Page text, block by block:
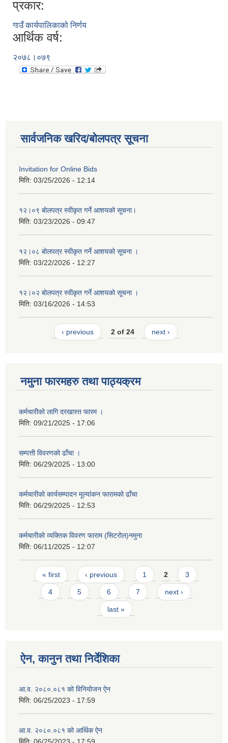
प्रकार:
गाउँ कार्यपालिकाको निर्णय
आर्थिक वर्ष:
२०७८।०७९
सार्वजनिक खरिद/बोलपत्र सूचना
Invitation for Online Bids
मिति: 03/25/2026 - 12:14
१२।०९ बोलपत्र स्वीकृत गर्ने आशयको सूचना।
मिति: 03/23/2026 - 09:47
१२।०८ बोलपत्र स्वीकृत गर्ने आशयको सूचना ।
मिति: 03/22/2026 - 12:27
१२।०२ बोलपत्र स्वीकृत गर्ने आशयको सूचना ।
मिति: 03/16/2026 - 14:53
‹ previous 2 of 24 next ›
नमुना फारमहरु तथा पाठ्यक्रम
कर्मचारीको लागि दरखास्त फारम ।
मिति: 09/21/2025 - 17:06
सम्पत्ती विवरणको ढाँचा ।
मिति: 06/29/2025 - 13:00
कर्मचारीको कार्यसम्पादन मूल्यांकन फारामको ढाँचा
मिति: 06/29/2025 - 12:53
कर्मचारीको व्यक्तिक विवरण फाराम (सिटरोल)नमुना
मिति: 06/11/2025 - 12:07
Pages
« first ‹ previous 1 2 3
4 5 6 7 next ›
last »
ऐन, कानुन तथा निर्देशिका
आ.व. २०८०.०८१ को विनियोजन ऐन
मिति: 06/25/2023 - 17:59
आ.व. २०८०.०८१ को आर्थिक ऐन